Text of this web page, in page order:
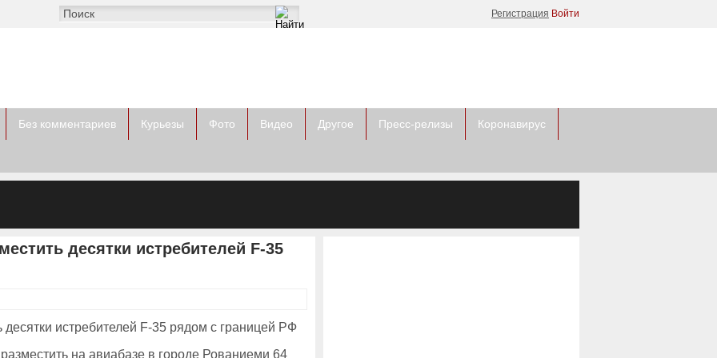
Регистрация Войти
Без комментариев Курьезы Фото Видео Другое Пресс-релизы Коронавирус
десятки истребителей F-35
на авиабазе в городе Рованиеми 64